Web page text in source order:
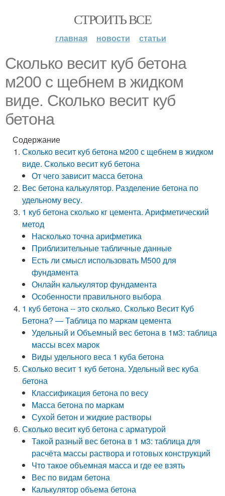
СТРОИТЬ ВСЕ
главная новости статьи
Сколько весит куб бетона
м200 с щебнем в жидком
виде. Сколько весит куб
бетона
Содержание
Сколько весит куб бетона м200 с щебнем в жидком
виде. Сколько весит куб бетона
От чего зависит масса бетона
Вес бетона калькулятор. Разделение бетона по
удельному весу.
1 куб бетона сколько кг цемента. Арифметический
метод
Насколько точна арифметика
Приблизительные табличные данные
Есть ли смысл использовать М500 для
фундамента
Онлайн калькулятор фундамента
Особенности правильного выбора
1 куб бетона -- это сколько. Сколько Весит Куб
Бетона? — Таблица по маркам цемента
Удельный и Объемный вес бетона в 1м3: таблица
массы всех марок
Виды удельного веса 1 куба бетона
Сколько весит 1 куб бетона. Удельный вес куба
бетона
Классификация бетона по весу
Масса бетона по маркам
Сухой бетон и жидкие растворы
Сколько весит куб бетона с арматурой
Такой разный вес бетона в 1 м3: таблица для
расчёта массы раствора и готовых конструкций
Что такое объемная масса и где ее взять
Вес по видам бетона
Калькулятор объема бетона